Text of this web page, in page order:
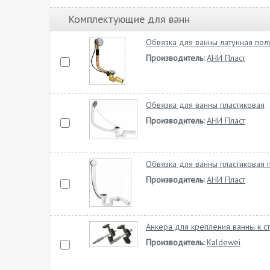
Комплектующие для ванн
Обвязка для ванны латунная
Производитель: АНИ Пласт
Обвязка для ванны пластиковая
Производитель: АНИ Пласт
Обвязка для ванны пластиковая
Производитель: АНИ Пласт
Анкера для крепления ванны к
Производитель: Kaldewei